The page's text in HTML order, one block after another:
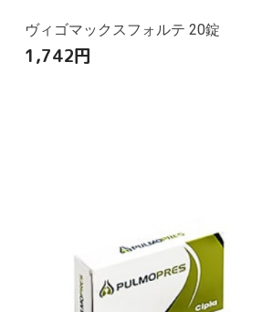
ヴィゴマックスフォルテ 20錠
1,742円